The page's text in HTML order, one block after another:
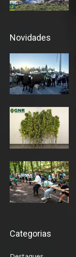
Novidades
Categorias